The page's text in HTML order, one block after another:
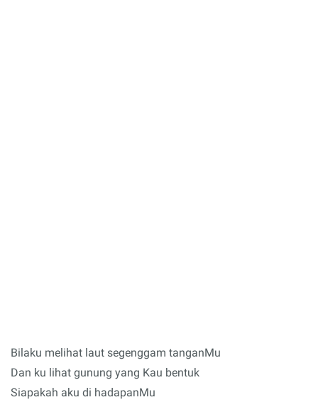
Bilaku melihat laut segenggam tanganMu
Dan ku lihat gunung yang Kau bentuk
Siapakah aku di hadapanMu